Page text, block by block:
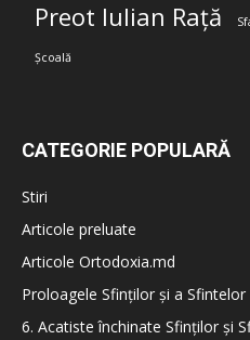
Preot Iulian Rață
Școală
CATEGORIE POPULARĂ
Stiri
Articole preluate
Articole Ortodoxia.md
Proloagele Sfinților și a Sfintelor
6. Acatiste închinate Sfinților și